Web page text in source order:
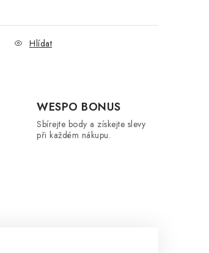
Hlídat
WESPO BONUS
Sbírejte body a získejte slevy
při každém nákupu.